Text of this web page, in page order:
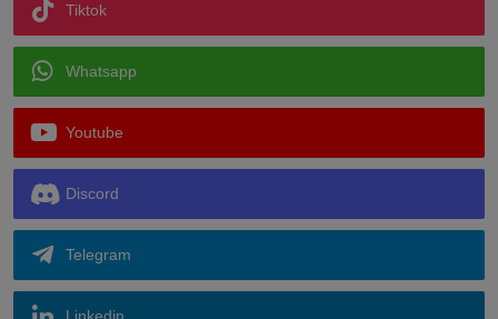
Tiktok
Whatsapp
Youtube
Discord
Telegram